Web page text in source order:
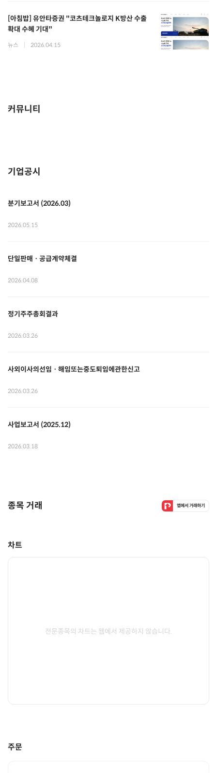
[아침밥] 유안타증권 "코츠테크놀로지 K방산 수출
확대 수혜 기대"
뉴스 2026.04.15
커뮤니티
기업공시
분기보고서 (2026.03)
2026.05.15
단일판매ㆍ공급계약체결
2026.04.08
정기주주총회결과
2026.03.26
사외이사의선임ㆍ해임또는중도퇴임에관한신고
2026.03.26
사업보고서 (2025.12)
2026.03.18
종목 거래 앱에서 거래하기
차트
전문종목의 차트는 웹에서 제공하지 않습니다.
주문